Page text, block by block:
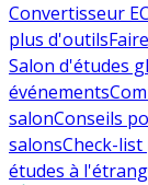
Convertisseur
plus d'outils
Salon d'études
événements
salonConseils
salonsCheck-
études à